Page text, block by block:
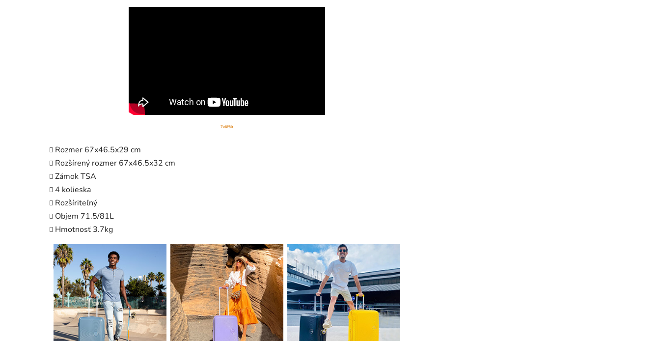
Zväčšiť
Rozmer 67x46.5x29 cm
Rozšírený rozmer 67x46.5x32 cm
Zámok TSA
4 kolieska
Rozšíriteľný
Objem 71.5/81L
Hmotnosť 3.7kg